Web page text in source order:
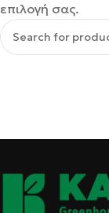
επιλογή σας.